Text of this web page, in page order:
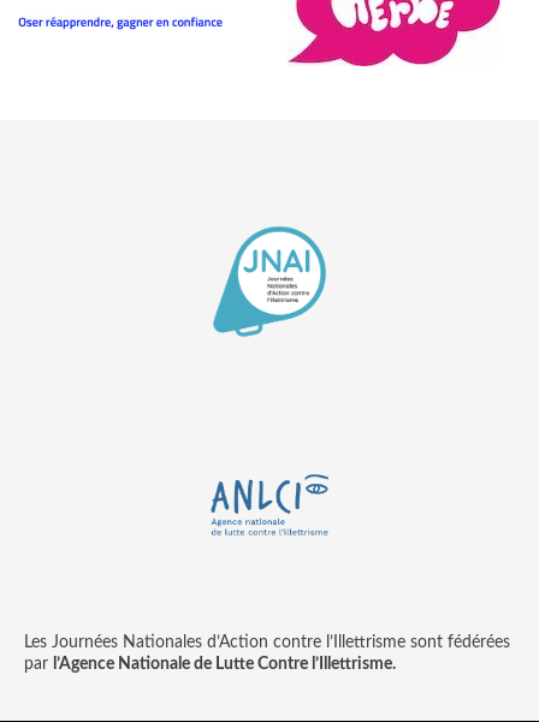
Les Journées Nationales d’Action contre l’Illettrisme sont fédérées
par l’Agence Nationale de Lutte Contre l’Illettrisme.